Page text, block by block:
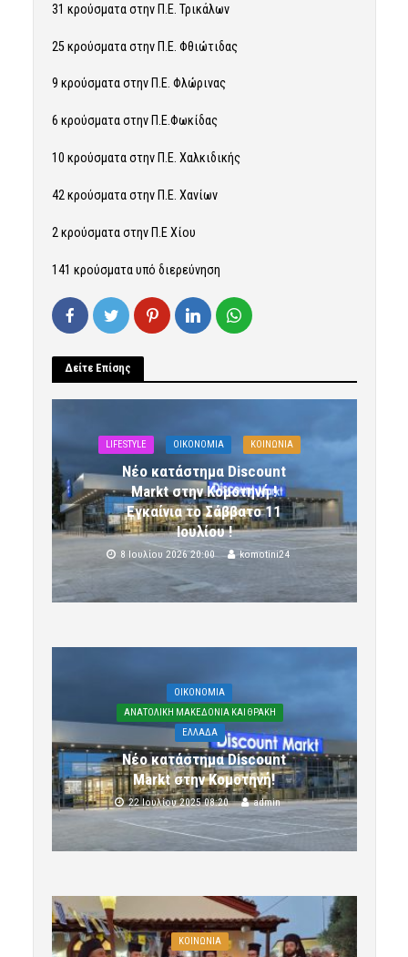
31 κρούσματα στην Π.Ε. Τρικάλων
25 κρούσματα στην Π.Ε. Φθιώτιδας
9 κρούσματα στην Π.Ε. Φλώρινας
6 κρούσματα στην Π.Ε.Φωκίδας
10 κρούσματα στην Π.Ε. Χαλκιδικής
42 κρούσματα στην Π.Ε. Χανίων
2 κρούσματα στην Π.Ε Χίου
141 κρούσματα υπό διερεύνηση
Δείτε Επίσης
LIFESTYLE OIKONOMIA ΚΟΙΝΩΝΙΑ
Νέο κατάστημα Discount
Markt στην Κομοτηνή !
Εγκαίνια το Σάββατο 11
Ιουλίου !
8 Ιουλίου 2026 20:00 komotini24
OIKONOMIA
ΑΝΑΤΟΛΙΚΗ ΜΑΚΕΔΟΝΙΑ ΚΑΙ ΘΡΑΚΗ
ΕΛΛΑΔΑ
Νέο κατάστημα Discount
Markt στην Κομοτηνή!
22 Ιουλίου 2025 08:20 admin
ΚΟΙΝΩΝΙΑ